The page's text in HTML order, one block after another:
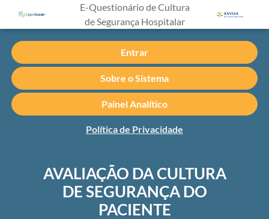
E-Questionário de Cultura
de Segurança Hospitalar
Entrar
Sobre o Sistema
Painel Analítico
Política de Privacidade
AVALIAÇÃO DA CULTURA
DE SEGURANÇA DO
PACIENTE